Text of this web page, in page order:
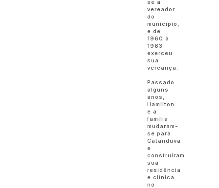
se a
vereador
do
município,
e de
1960 à
1963
exerceu
sua
vereança.
Passado
alguns
anos,
Hamilton
e a
família
mudaram-
se para
Catanduva
e
construíram
sua
residência
e clínica
no